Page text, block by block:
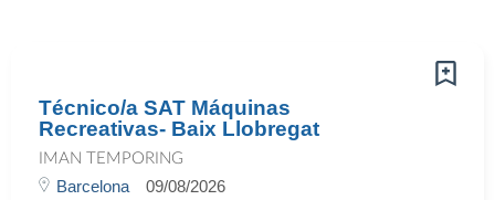
Técnico/a SAT Máquinas
Recreativas- Baix Llobregat
IMAN TEMPORING
Barcelona 09/08/2026